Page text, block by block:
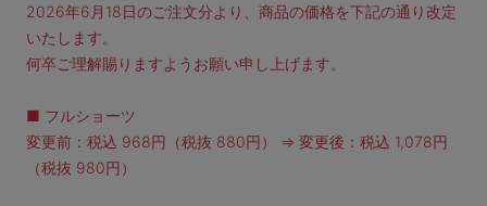
2026年6月18日のご注文分より、商品の価格を下記の通り改定
いたします。
何卒ご理解賜りますようお願い申し上げます。
■ フルショーツ
変更前：税込 968円（税抜 880円） ⇒ 変更後：税込 1,078円
（税抜 980円）